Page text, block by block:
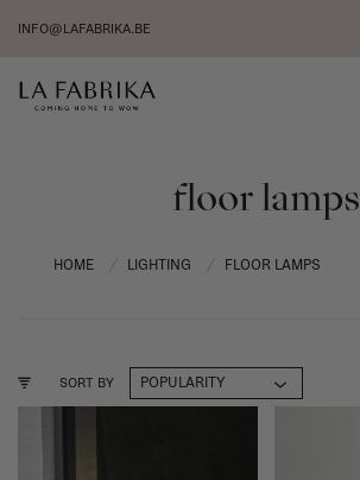
INFO@LAFABRIKA.BE
floor lamps
HOME LIGHTING FLOOR LAMPS
SORT BY